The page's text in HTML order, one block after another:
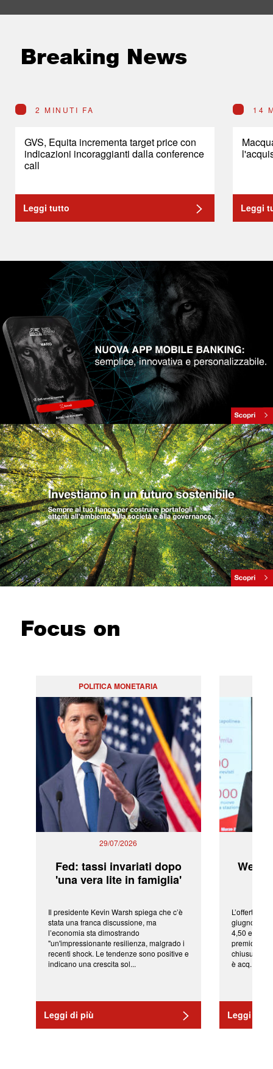
Breaking News
2 MINUTI FA
GVS, Equita incrementa target price con
indicazioni incoraggianti dalla conference
call
Leggi tutto
14
Leggi
Focus on
POLITICA MONETARIA
29/07/2026
Fed: tassi invariati dopo
'una vera lite in famiglia'
Il presidente Kevin Warsh spiega che c’è
stata una franca discussione, ma
l’economia sta dimostrando
"un'impressionante resilienza, malgrado i
recenti shock. Le tendenze sono positive e
indicano una crescita sol...
Leggi di più
L’offerta
giugno da
4,50 euro
premio di
chiusura
è acq...
Leggi di